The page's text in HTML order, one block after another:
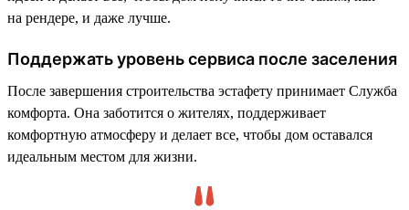
на рендере, и даже лучше.
Поддержать уровень сервиса после заселения
После завершения строительства эстафету принимает Служба
комфорта. Она заботится о жителях, поддерживает
комфортную атмосферу и делает все, чтобы дом оставался
идеальным местом для жизни.